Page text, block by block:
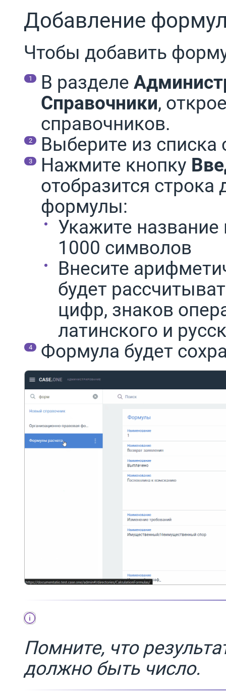
Добавление
Чтобы добавить
В разделе
Справочники,
справочников.
Выберите из
Нажмите кнопку
отобразится
формулы:
Укажите
1000 символов
Внесите
будет
цифр, знаков
латинского и
Формула будет
Помните, что
должно быть число.